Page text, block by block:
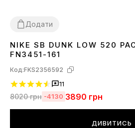
Додати
3637 383940
NIKE SB DUNK LOW 520
FN3451-161
Код:FKS2356592
11
8020грн -4130 3890 грн
ДИВИТИСЬ